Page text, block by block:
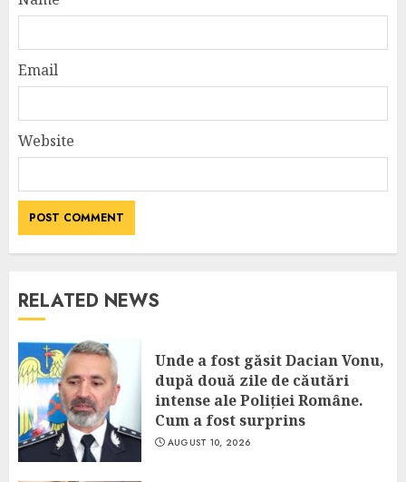
Email
Website
RELATED NEWS
Unde a fost găsit Dacian Vonu,
după două zile de căutări
intense ale Poliției Române.
Cum a fost surprins
AUGUST 10, 2026